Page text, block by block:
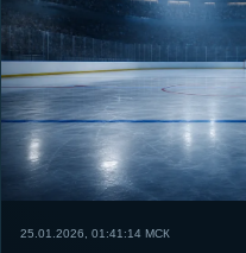
25.01.2026, 01:41:14 МСК